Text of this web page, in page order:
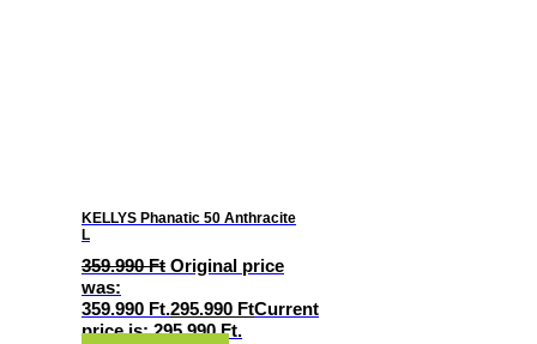
KELLYS Phanatic 50 Anthracite
L
359.990Ft Original price
was:
359.990 Ft.295.990 FtCurrent
price is: 295.990 Ft.